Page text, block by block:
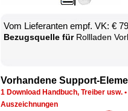
Vom Lie­fe­ran­ten empf. VK: €
Be­zugs­quel­le fürRoll­la­den
Vor­han­de­ne Sup­port-
1 Down­load Hand­buch, Trei­ber usw. •
Aus­zeich­nun­gen